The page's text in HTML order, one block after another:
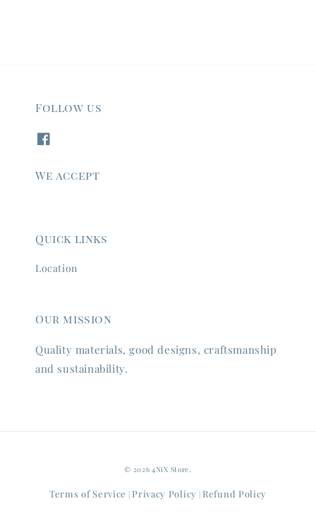
Follow us
We accept
Quick links
Location
Our mission
Quality materials, good designs, craftsmanship
and sustainability.
© 2026 4NiX Store.
Terms of Service Privacy Policy Refund Policy